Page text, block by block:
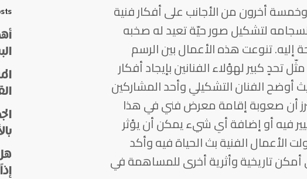
أخرون من الأجانب على أفكار فنية
لتشكيل صور حيّة تعيد له صخبه
إليه. تنوعت هذه الأعمال بين الرسم
تحدٍ كبير لهؤلاء الفنانين بإيجاد أفكار
الفنان التشكيلي وأحد المشاركين
أن صعوبة إقامة معرض فني في هذا
فيه أو إضافة أي شيء يمكن أن يؤثر
الأعمال الفنية بث الحياة فيه وأكد
تاريخية وأثرية أخرى للمساهمة في